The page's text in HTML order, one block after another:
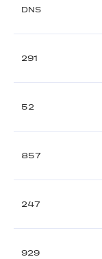
DNS
291
52
857
247
929